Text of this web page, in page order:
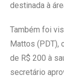
destinada à
Também foi
Mattos (PDT),
de R$ 200 à
secretário